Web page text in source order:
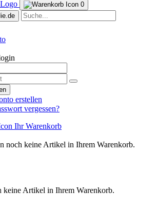
0
erstellen
vergessen?
Ihr Warenkorb
noch keine Artikel in Ihrem Warenkorb.
keine Artikel in Ihrem Warenkorb.